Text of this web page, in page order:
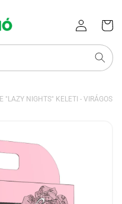
Bejelentkezés
kosara
"LAZY NIGHTS" KELETI - VIRÁGOS